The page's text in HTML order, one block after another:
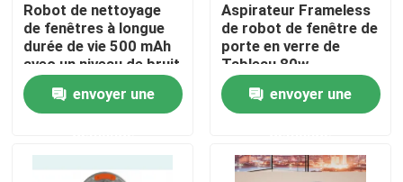
maison
Robot de nettoyage
de fenêtres à longue
durée de vie 500 mAh
avec un niveau de bruit
de 65 dB
envoyer une
Aspirateur Frameless
de robot de fenêtre de
porte en verre de
Tableau 80w
envoyer une